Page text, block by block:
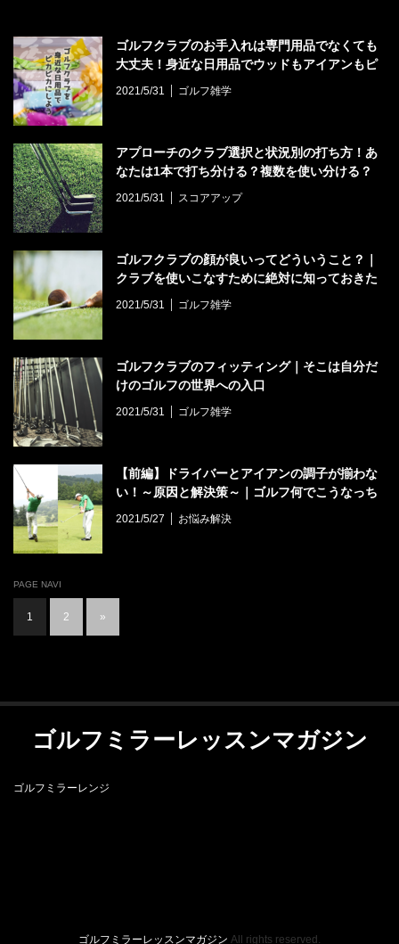
ゴルフクラブのお手入れは専門用品でなくても
大丈夫！身近な日用品でウッドもアイアンもピ
カピカにしよう！
2021/5/31 ゴルフ雑学
アプローチのクラブ選択と状況別の打ち方！あ
なたは1本で打ち分ける？複数を使い分ける？
2021/5/31 スコアアップ
ゴルフクラブの顔が良いってどういうこと？｜
クラブを使いこなすために絶対に知っておきた
2021/5/31 ゴルフ雑学
ゴルフクラブのフィッティング｜そこは自分だ
けのゴルフの世界への入口
2021/5/31 ゴルフ雑学
【前編】ドライバーとアイアンの調子が揃わな
い！～原因と解決策～｜ゴルフ何でこうなっち
ゃうの？#5
2021/5/27 お悩み解決
PAGE NAVI
1 2 »
ゴルフミラーレッスンマガジン
ゴルフミラーレンジ
ゴルフミラーレッスンマガジン All rights reserved.